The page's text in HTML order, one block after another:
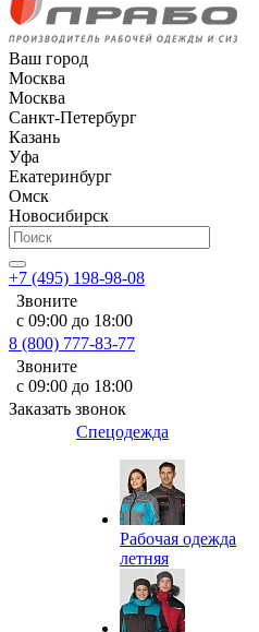
Ваш город
Москва
Москва
Санкт-Петербург
Казань
Уфа
Екатеринбург
Омск
Новосибирск
+7 (495) 198-98-08
Звоните
с 09:00 до 18:00
8 (800) 777-83-77
Звоните
с 09:00 до 18:00
Заказать звонок
Спецодежда
Рабочая одежда
летняя